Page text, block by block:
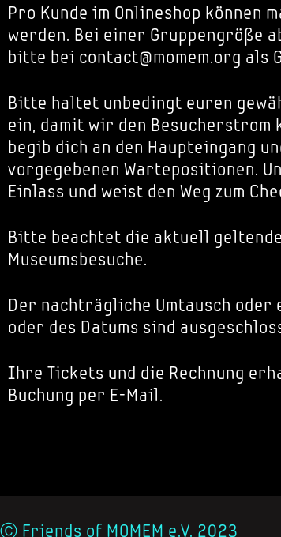
Pro Kunde im Onlineshop können
werden. Bei einer Gruppengröße
bitte bei contact@momem.org als
Bitte haltet unbedingt euren
ein, damit wir den
begib dich an den Haupteingang
vorgegebenen Wartepositionen.
Einlass und weist den Weg zum
Bitte beachtet die aktuell
Museumsbesuche.
Der nachträgliche Umtausch oder
oder des Datums sind
Ihre Tickets und die Rechnung
Buchung per E-Mail.
Ⓒ Friends of MOMEM e.V. 2023